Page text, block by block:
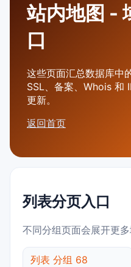
站内地图 -
口
这些页面汇总数据库中
SSL、备案、Whois 和
更新。
返回首页
列表分页入口
不同分组页面会展开更
列表 分组 68